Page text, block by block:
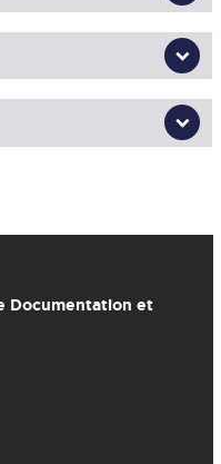
Documentation et